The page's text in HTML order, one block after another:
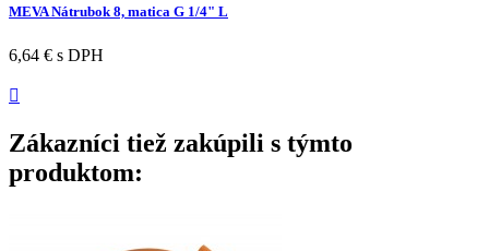
MEVA Nátrubok 8, matica G 1/4" L
6,64 € s DPH

Zákazníci tiež zakúpili s týmto
produktom: